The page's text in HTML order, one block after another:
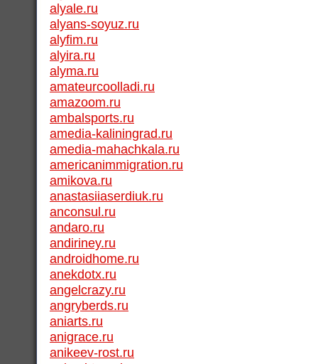
alyale.ru
alyans-soyuz.ru
alyfim.ru
alyira.ru
alyma.ru
amateurcoolladi.ru
amazoom.ru
ambalsports.ru
amedia-kaliningrad.ru
amedia-mahachkala.ru
americanimmigration.ru
amikova.ru
anastasiiaserdiuk.ru
anconsul.ru
andaro.ru
andiriney.ru
androidhome.ru
anekdotx.ru
angelcrazy.ru
angryberds.ru
aniarts.ru
anigrace.ru
anikeev-rost.ru